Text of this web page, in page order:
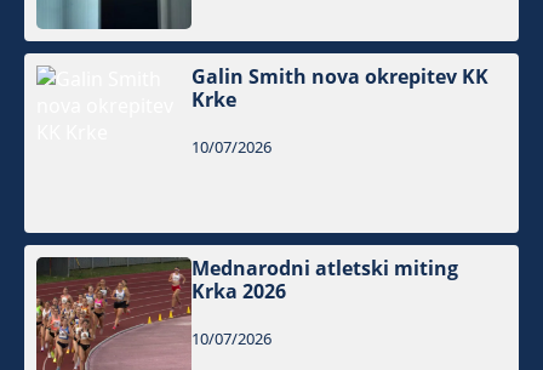
Galin Smith nova okrepitev KK
Krke
10/07/2026
Mednarodni atletski miting
Krka 2026
10/07/2026